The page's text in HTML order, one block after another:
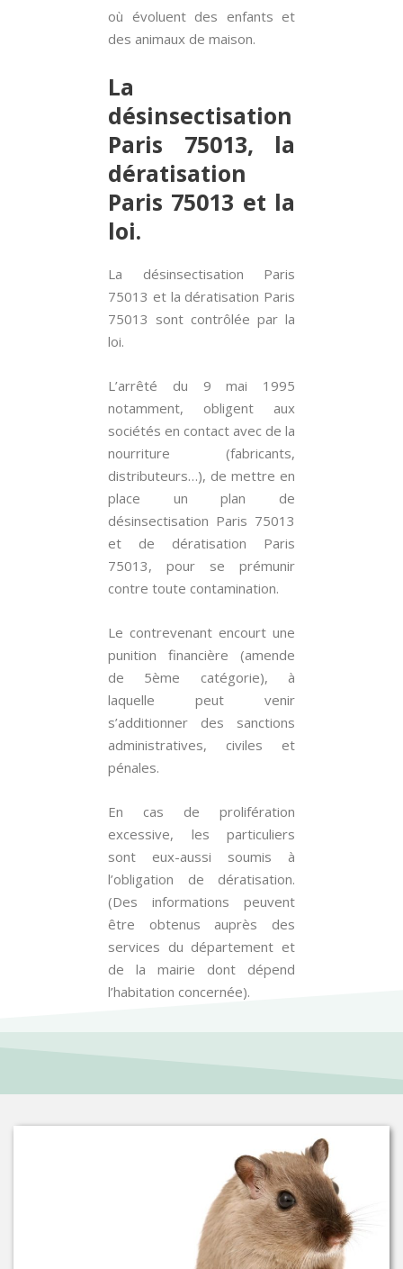
où évoluent des enfants et
des animaux de maison.
La
désinsectisation
Paris 75013, la
dératisation
Paris 75013 et la
loi.
La désinsectisation Paris
75013 et la dératisation Paris
75013 sont contrôlée par la
loi.
L’arrêté du 9 mai 1995
notamment, obligent aux
sociétés en contact avec de la
nourriture (fabricants,
distributeurs…), de mettre en
place un plan de
désinsectisation Paris 75013
et de dératisation Paris
75013, pour se prémunir
contre toute contamination.
Le contrevenant encourt une
punition financière (amende
de 5ème catégorie), à
laquelle peut venir
s’additionner des sanctions
administratives, civiles et
pénales.
En cas de prolifération
excessive, les particuliers
sont eux-aussi soumis à
l’obligation de dératisation.
(Des informations peuvent
être obtenus auprès des
services du département et
de la mairie dont dépend
l’habitation concernée).